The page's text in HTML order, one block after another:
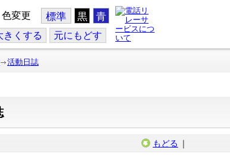
色変更 標準 黒 青
きくする 元にもどす
活動日誌
もどる ｜